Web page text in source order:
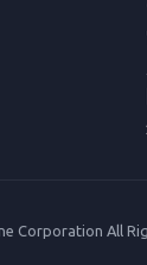
Corporation All